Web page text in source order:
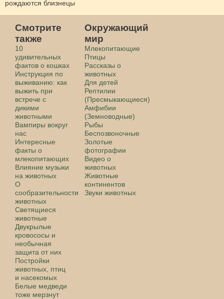
рождаются близнецы
Смотрите
также
10
удивительных
фактов о кошках
Инструкция по
выживанию: как
выжить при
встрече с
дикими
животными
Вампиры вокруг
нас
Интересные
факты о
млекопитающих
Влияние музыки
на животных
О
сообразительности
животных
Светящиеся
животные
Двукрылые
кровососы и
необычная
защита от них
Постройки
животных, птиц
и насекомых
Белые медведи
тоже мерзнут
Окружающий
мир
Млекопитающие
Птицы
Рассказы о
животных
Для детей
Рептилии
(Пресмыкающиеся)
Амфибии
(Земноводные)
Рыбы
Беспозвоночные
Золотые
фотографии
Видео о
животных
Животные
континентов
Звуки животных